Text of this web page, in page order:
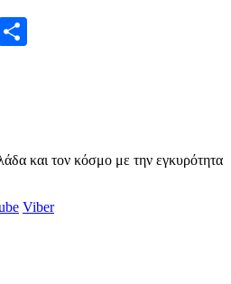
και τον κόσμο με την εγκυρότητα
Viber